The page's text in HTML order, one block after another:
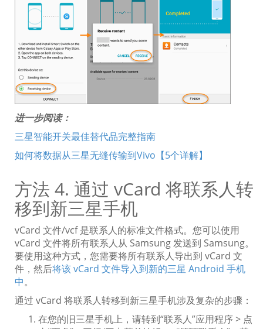
进一步阅读：
三星智能开关最佳替代品完整指南
如何将数据从三星无缝传输到Vivo【5个详解】
方法 4. 通过 vCard 将联系人转
移到新三星手机
vCard 文件/vcf 是联系人的标准文件格式。您可以使用
vCard 文件将所有联系人从 Samsung 发送到 Samsung。
要使用这种方式，您需要将所有联系人导出到 vCard 文
件，然后将该 vCard 文件导入到新的三星 Android 手机
中。
通过 vCard 将联系人转移到新三星手机涉及复杂的步骤：
在您的旧三星手机上，请转到“联系人”应用程序 > 点